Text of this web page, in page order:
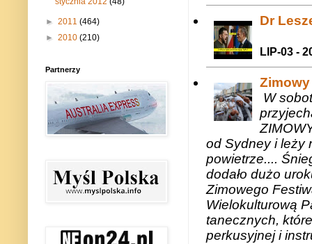
Dr
LIP-03 -
W
od Sydney i leży
powietrze....
dodało dużo
Zimowego
Wielokulturową
tanecznych,
perkusyjnej i
► 2011 (464)
► 2010 (210)
Partnerzy